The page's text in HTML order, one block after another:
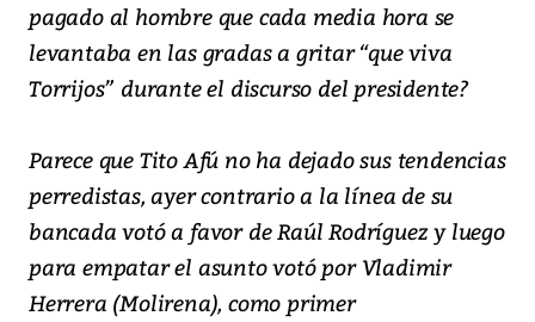
pagado al hombre que cada media hora se
levantaba en las gradas a gritar “que viva
Torrijos” durante el discurso del presidente?
Parece que Tito Afú no ha dejado sus tendencias
perredistas, ayer contrario a la línea de su
bancada votó a favor de Raúl Rodríguez y luego
para empatar el asunto votó por Vladimir
Herrera (Molirena), como primer